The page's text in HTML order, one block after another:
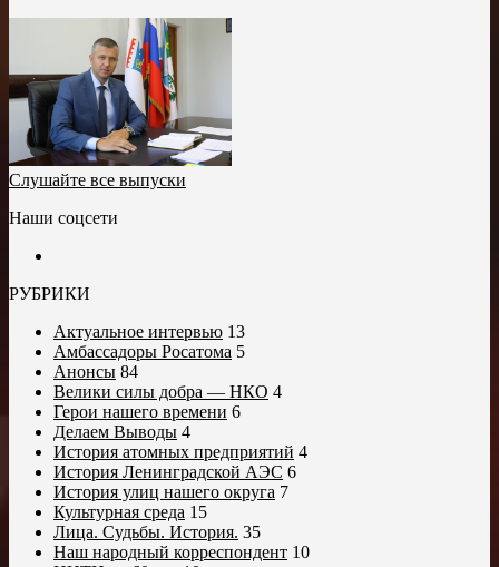
Слушайте все выпуски
Наши соцсети
РУБРИКИ
Актуальное интервью 13
Амбассадоры Росатома 5
Анонсы 84
Велики силы добра — НКО 4
Герои нашего времени 6
Делаем Выводы 4
История атомных предприятий 4
История Ленинградской АЭС 6
История улиц нашего округа 7
Культурная среда 15
Лица. Судьбы. История. 35
Наш народный корреспондент 10